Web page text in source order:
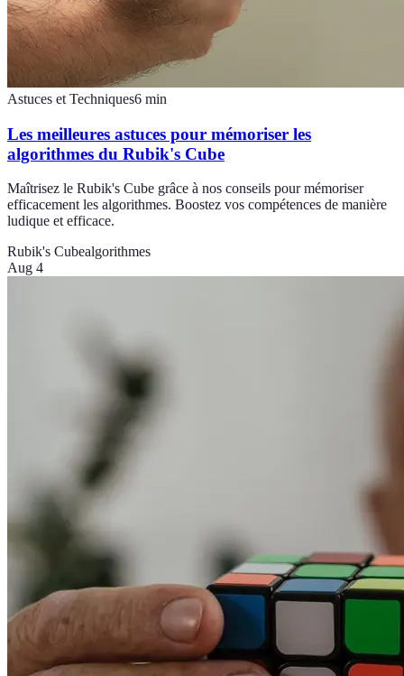
Astuces et Techniques6 min
Les meilleures astuces pour mémoriser les
algorithmes du Rubik's Cube
Maîtrisez le Rubik's Cube grâce à nos conseils pour mémoriser
efficacement les algorithmes. Boostez vos compétences de manière
ludique et efficace.
Rubik's Cubealgorithmes
Aug 4